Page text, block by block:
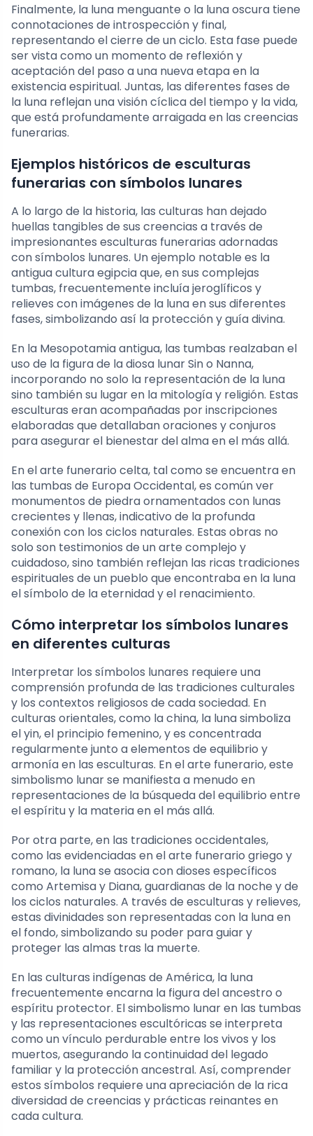
Finalmente, la luna menguante o la luna oscura tiene
connotaciones de introspección y final,
representando el cierre de un ciclo. Esta fase puede
ser vista como un momento de reflexión y
aceptación del paso a una nueva etapa en la
existencia espiritual. Juntas, las diferentes fases de
la luna reflejan una visión cíclica del tiempo y la vida,
que está profundamente arraigada en las creencias
funerarias.
Ejemplos históricos de esculturas
funerarias con símbolos lunares
A lo largo de la historia, las culturas han dejado
huellas tangibles de sus creencias a través de
impresionantes esculturas funerarias adornadas
con símbolos lunares. Un ejemplo notable es la
antigua cultura egipcia que, en sus complejas
tumbas, frecuentemente incluía jeroglíficos y
relieves con imágenes de la luna en sus diferentes
fases, simbolizando así la protección y guía divina.
En la Mesopotamia antigua, las tumbas realzaban el
uso de la figura de la diosa lunar Sin o Nanna,
incorporando no solo la representación de la luna
sino también su lugar en la mitología y religión. Estas
esculturas eran acompañadas por inscripciones
elaboradas que detallaban oraciones y conjuros
para asegurar el bienestar del alma en el más allá.
En el arte funerario celta, tal como se encuentra en
las tumbas de Europa Occidental, es común ver
monumentos de piedra ornamentados con lunas
crecientes y llenas, indicativo de la profunda
conexión con los ciclos naturales. Estas obras no
solo son testimonios de un arte complejo y
cuidadoso, sino también reflejan las ricas tradiciones
espirituales de un pueblo que encontraba en la luna
el símbolo de la eternidad y el renacimiento.
Cómo interpretar los símbolos lunares
en diferentes culturas
Interpretar los símbolos lunares requiere una
comprensión profunda de las tradiciones culturales
y los contextos religiosos de cada sociedad. En
culturas orientales, como la china, la luna simboliza
el yin, el principio femenino, y es concentrada
regularmente junto a elementos de equilibrio y
armonía en las esculturas. En el arte funerario, este
simbolismo lunar se manifiesta a menudo en
representaciones de la búsqueda del equilibrio entre
el espíritu y la materia en el más allá.
Por otra parte, en las tradiciones occidentales,
como las evidenciadas en el arte funerario griego y
romano, la luna se asocia con dioses específicos
como Artemisa y Diana, guardianas de la noche y de
los ciclos naturales. A través de esculturas y relieves,
estas divinidades son representadas con la luna en
el fondo, simbolizando su poder para guiar y
proteger las almas tras la muerte.
En las culturas indígenas de América, la luna
frecuentemente encarna la figura del ancestro o
espíritu protector. El simbolismo lunar en las tumbas
y las representaciones escultóricas se interpreta
como un vínculo perdurable entre los vivos y los
muertos, asegurando la continuidad del legado
familiar y la protección ancestral. Así, comprender
estos símbolos requiere una apreciación de la rica
diversidad de creencias y prácticas reinantes en
cada cultura.